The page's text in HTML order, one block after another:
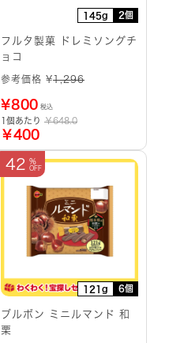
145g 2個
フルタ製菓 ドレミソングチ
ョコ
参考価格 ¥1,296
¥800 税込
1個あたり ￥648.0
￥400
121g 6個
42
ブルボン ミニルマンド 和
栗